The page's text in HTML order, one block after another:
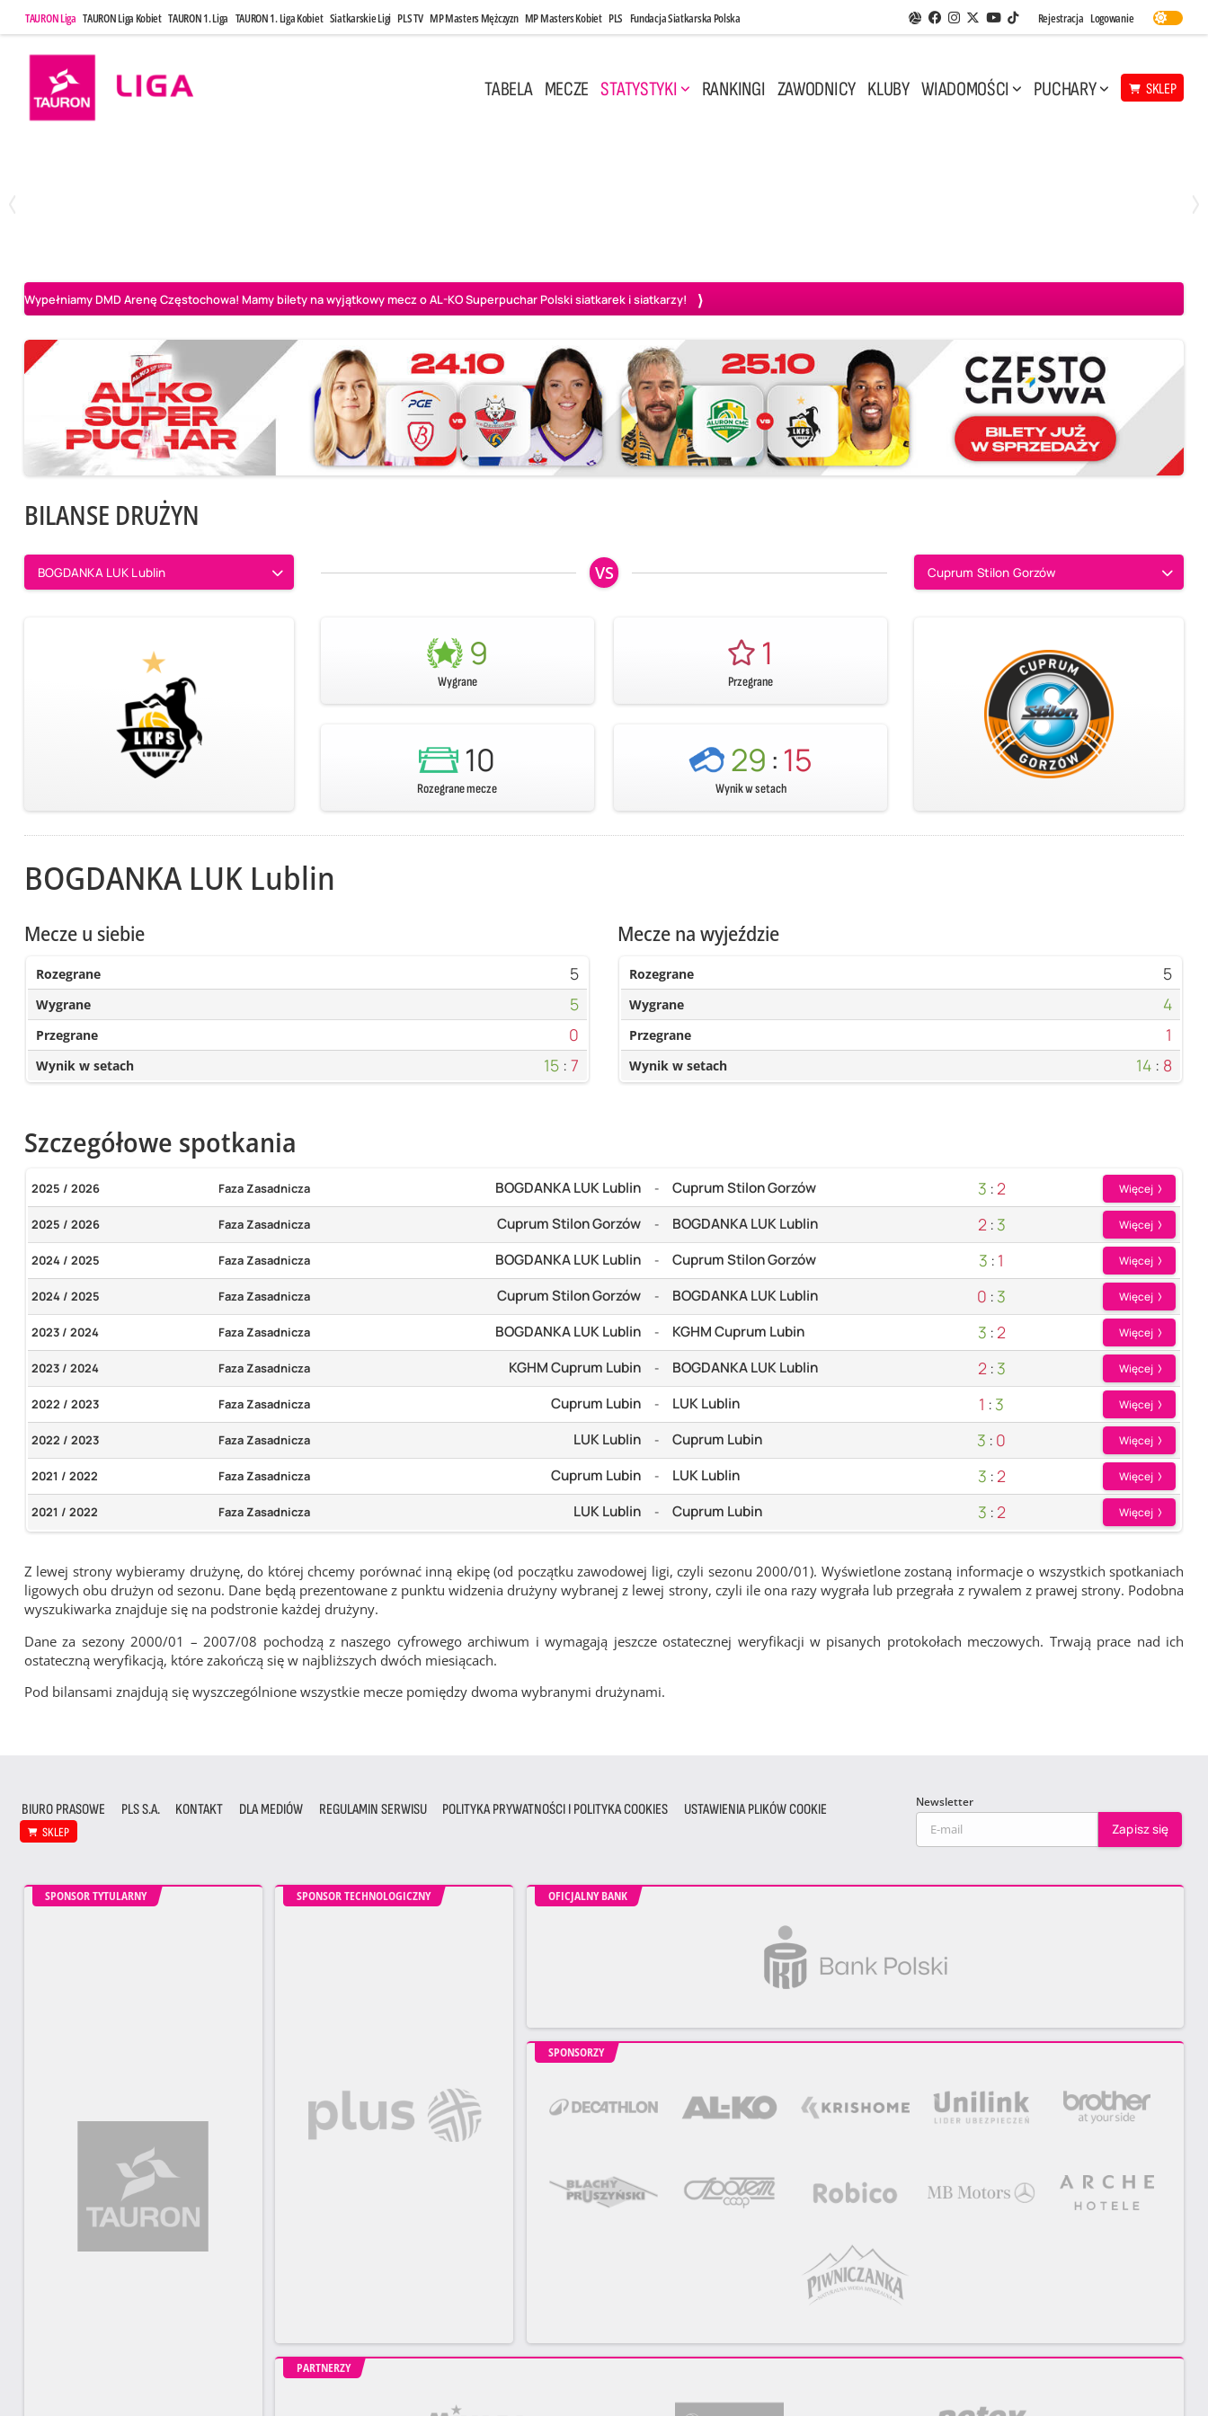
TAURON Liga TAURON Liga Kobiet TAURON 1. Liga TAURON 1. Liga Kobiet Siatkarskie Ligi PLS TV MP Masters Mężczyzn MP Masters Kobiet PLS Fundacja Siatkarska Polska Aplikacja Siatkarskie Ligi
Facebook
Instagram
Twitter
Youtube
TikTok
Rejestracja Logowanie
TABELA MECZE STATYSTYKI RANKINGI ZAWODNICY KLUBY WIADOMOŚCI PUCHARY SKLEP
Wypełniamy DMD Arenę Częstochowa! Mamy bilety na wyjątkowy mecz o AL-KO Superpuchar Polski siatkarek i siatkarzy!
BILANSE DRUŻYN
BOGDANKA LUK Lublin VS Cuprum Stilon Gorzów
9
Wygrane
1
Przegrane
10
Rozegrane mecze
29:15
Wynik w setach
BOGDANKA LUK Lublin
Mecze u siebie
Rozegrane 5
Wygrane 5
Przegrane 0
Wynik w setach 15 : 7
Mecze na wyjeździe
Rozegrane 5
Wygrane 4
Przegrane 1
Wynik w setach 14 : 8
Szczegółowe spotkania
2025 / 2026 Faza Zasadnicza BOGDANKA LUK Lublin - Cuprum Stilon Gorzów 3 : 2 Więcej
2025 / 2026 Faza Zasadnicza Cuprum Stilon Gorzów - BOGDANKA LUK Lublin 2 : 3 Więcej
2024 / 2025 Faza Zasadnicza BOGDANKA LUK Lublin - Cuprum Stilon Gorzów 3 : 1 Więcej
2024 / 2025 Faza Zasadnicza Cuprum Stilon Gorzów - BOGDANKA LUK Lublin 0 : 3 Więcej
2023 / 2024 Faza Zasadnicza BOGDANKA LUK Lublin - KGHM Cuprum Lubin 3 : 2 Więcej
2023 / 2024 Faza Zasadnicza KGHM Cuprum Lubin - BOGDANKA LUK Lublin 2 : 3 Więcej
2022 / 2023 Faza Zasadnicza Cuprum Lubin - LUK Lublin 1 : 3 Więcej
2022 / 2023 Faza Zasadnicza LUK Lublin - Cuprum Lubin 3 : 0 Więcej
2021 / 2022 Faza Zasadnicza Cuprum Lubin - LUK Lublin 3 : 2 Więcej
2021 / 2022 Faza Zasadnicza LUK Lublin - Cuprum Lubin 3 : 2 Więcej
Z lewej strony wybieramy drużynę, do której chcemy porównać inną ekipę (od początku zawodowej ligi, czyli sezonu 2000/01). Wyświetlone zostaną informacje o wszystkich spotkaniach
ligowych obu drużyn od sezonu. Dane będą prezentowane z punktu widzenia drużyny wybranej z lewej strony, czyli ile ona razy wygrała lub przegrała z rywalem z prawej strony. Podobna
wyszukiwarka znajduje się na podstronie każdej drużyny.
Dane za sezony 2000/01 – 2007/08 pochodzą z naszego cyfrowego archiwum i wymagają jeszcze ostatecznej weryfikacji w pisanych protokołach meczowych. Trwają prace nad ich
ostateczną weryfikacją, które zakończą się w najbliższych dwóch miesiącach.
Pod bilansami znajdują się wyszczególnione wszystkie mecze pomiędzy dwoma wybranymi drużynami.
BIURO PRASOWE PLS S.A. KONTAKT DLA MEDIÓW REGULAMIN SERWISU POLITYKA PRYWATNOŚCI I POLITYKA COOKIES USTAWIENIA PLIKÓW COOKIE
SKLEP
Newsletter
SPONSOR TYTULARNY SPONSOR TECHNOLOGICZNY OFICJALNY BANK
SPONSORZY
PARTNERZY